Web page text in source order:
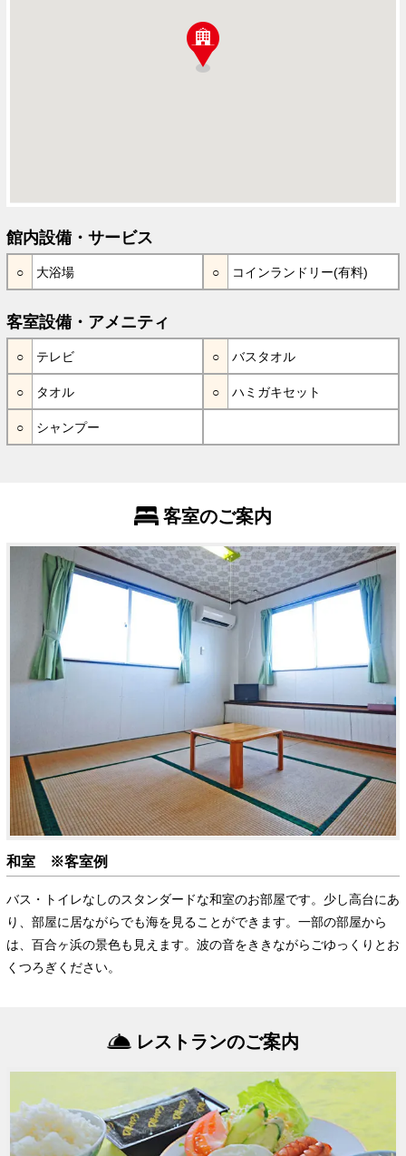
館内設備・サービス
大浴場 コインランドリー(有料)
客室設備・アメニティ
テレビ バスタオル
タオル ハミガキセット
シャンプー
客室のご案内
和室 ※客室例
バス・トイレなしのスタンダードな和室のお部屋です。少し高台にあ
り、部屋に居ながらでも海を見ることができます。一部の部屋から
は、百合ヶ浜の景色も見えます。波の音をききながらごゆっくりとお
くつろぎください。
レストランのご案内